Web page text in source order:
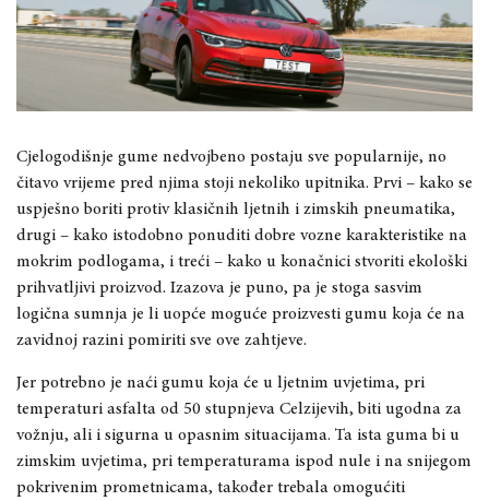
Cjelogodišnje gume nedvojbeno postaju sve popularnije, no
čitavo vrijeme pred njima stoji nekoliko upitnika. Prvi – kako se
uspješno boriti protiv klasičnih ljetnih i zimskih pneumatika,
drugi – kako istodobno ponuditi dobre vozne karakteristike na
mokrim podlogama, i treći – kako u konačnici stvoriti ekološki
prihvatljivi proizvod. Izazova je puno, pa je stoga sasvim
logična sumnja je li uopće moguće proizvesti gumu koja će na
zavidnoj razini pomiriti sve ove zahtjeve.
Jer potrebno je naći gumu koja će u ljetnim uvjetima, pri
temperaturi asfalta od 50 stupnjeva Celzijevih, biti ugodna za
vožnju, ali i sigurna u opasnim situacijama. Ta ista guma bi u
zimskim uvjetima, pri temperaturama ispod nule i na snijegom
pokrivenim prometnicama, također trebala omogućiti